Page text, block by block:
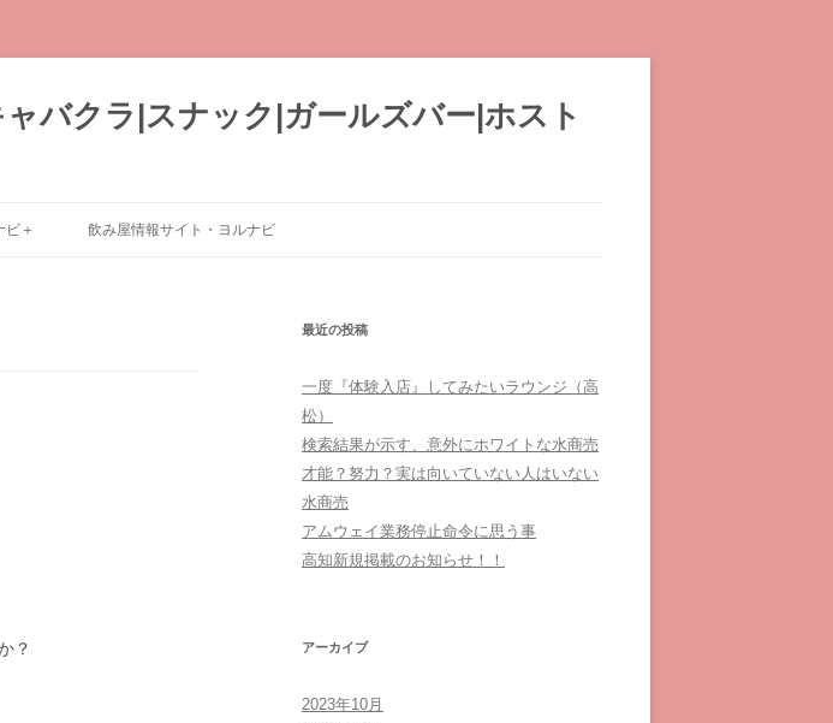
バクラ|スナック|ガールズバー|ホスト
ン
＋ 飲み屋情報サイト・ヨルナビ
？
最近の投稿
一度『体験入店』してみたいラウンジ（高
松）
検索結果が示す、意外にホワイトな水商売
才能？努力？実は向いていない人はいない
水商売
アムウェイ業務停止命令に思う事
高知新規掲載のお知らせ！！
アーカイブ
2023年10月